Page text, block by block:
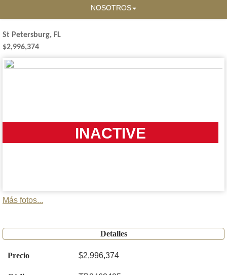
NOSOTROS
St Petersburg, FL
$2,996,374
INACTIVE
Más fotos...
Detalles
Precio $2,996,374